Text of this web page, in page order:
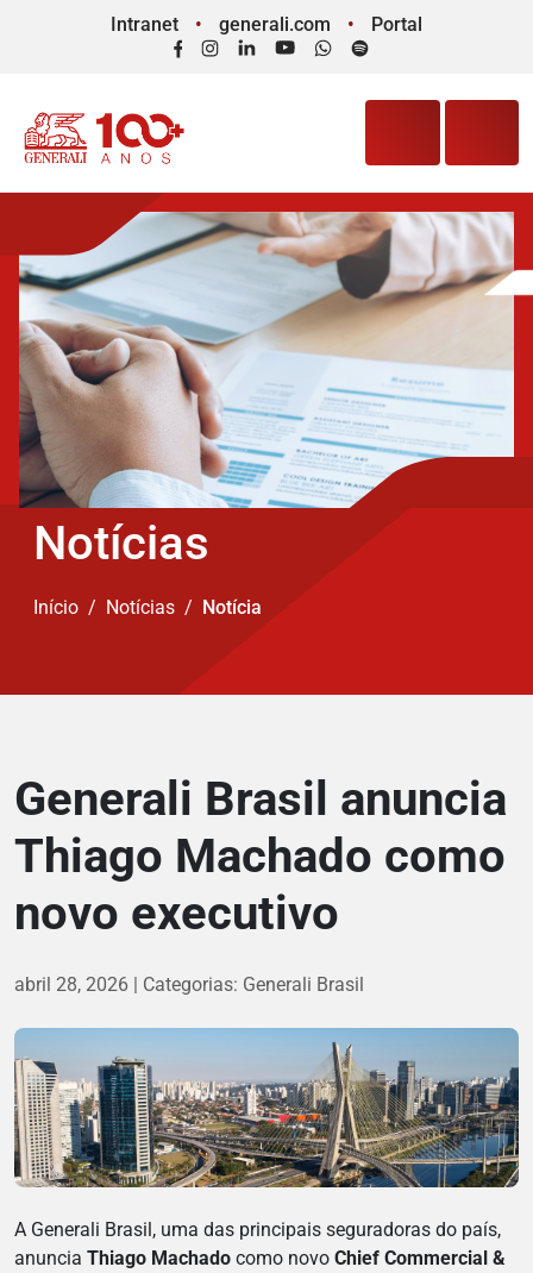
Intranet generali.com
Portal
FacebookInstagram
LinkedInYouTubeWhatsApp
Spotify
Notícias
Início Notícias Notícia
Generali Brasil anuncia
Thiago Machado como
novo executivo
abril 28, 2026 Categorias: Generali Brasil
A Generali Brasil, uma das principais seguradoras do país,
anuncia Thiago Machado como novo Chief Commercial &